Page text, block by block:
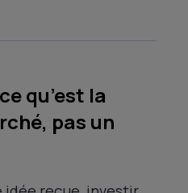
qu’est la
pas un